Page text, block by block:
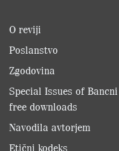
O reviji
Poslanstvo
Zgodovina
Special Issues of
free downloads
Navodila avtorjem
Etični kodeks